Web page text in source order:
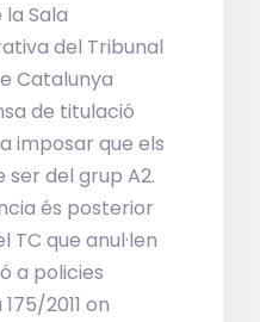
la Sala
del Tribunal
Catalunya
de titulació
imposar que els
ser del grup A2.
és posterior
que anul·len
a policies
2011 on